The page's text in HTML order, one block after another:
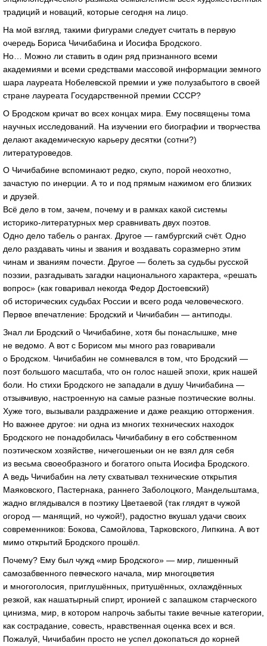
традиций и новаций, которые сегодня на лицо.
На мой взгляд, такими фигурами следует считать в первую
очередь Бориса Чичибабина и Иосифа Бродского.
Но… Можно ли ставить в один ряд признанного всеми
академиями и всеми средствами массовой информации земного
шара лауреата Нобелевской премии и уже полузабытого в своей
стране лауреата Государственной премии СССР?
О Бродском кричат во всех концах мира. Ему посвящены тома
научных исследований. На изучении его биографии и творчества
делают академическую карьеру десятки (сотни?)
литературоведов.
О Чичибабине вспоминают редко, скупо, порой неохотно,
зачастую по инерции. А то и под прямым нажимом его близких
и друзей.
Всё дело в том, зачем, почему и в рамках какой системы
историко-литературных мер сравнивать двух поэтов.
Одно дело табель о рангах. Другое — гамбургский счёт. Одно
дело раздавать чины и звания и воздавать соразмерно этим
чинам и званиям почести. Другое — болеть за судьбы русской
поэзии, разгадывать загадки национального характера, «решать
вопрос» (как говаривал некогда Федор Достоевский)
об исторических судьбах России и всего рода человеческого.
Первое впечатление: Бродский и Чичибабин — антиподы.
Знал ли Бродский о Чичибабине, хотя бы понаслышке, мне
не ведомо. А вот с Борисом мы много раз говаривали
о Бродском. Чичибабин не сомневался в том, что Бродский —
поэт большого масштаба, что он голос нашей эпохи, крик нашей
боли. Но стихи Бродского не западали в душу Чичибабина —
отзывчивую, настроенную на самые разные поэтические волны.
Хуже того, вызывали раздражение и даже реакцию отторжения.
Но важнее другое: ни одна из многих технических находок
Бродского не понадобилась Чичибабину в его собственном
поэтическом хозяйстве, ничегошеньки он не взял для себя
из весьма своеобразного и богатого опыта Иосифа Бродского.
А ведь Чичибабин на лету схватывал технические открытия
Маяковского, Пастернака, раннего Заболоцкого, Мандельштама,
жадно вглядывался в поэтику Цветаевой (так глядят в чужой
огород — манящий, но чужой!), радостно вкушал удачи своих
современников: Бокова, Самойлова, Тарковского, Липкина. А вот
мимо открытий Бродского прошёл.
Почему? Ему был чужд «мир Бродского» — мир, лишенный
самозабвенного певческого начала, мир многоцветия
и многоголосия, приглушённых, притушённых, охлаждённых
резкой, как нашатырный спирт, иронией с запашком старческого
цинизма, мир, в котором напрочь забыты такие вечные категории,
как сострадание, совесть, нравственная оценка всех и вся.
Пожалуй, Чичибабин просто не успел докопаться до корней